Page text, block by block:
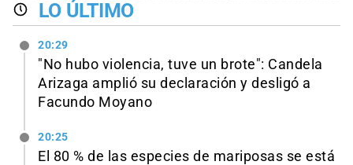
LO ÚLTIMO
20:29
"No hubo violencia, tuve un brote": Candela
Arizaga amplió su declaración y desligó a
Facundo Moyano
20:25
El 80 % de las especies de mariposas se está